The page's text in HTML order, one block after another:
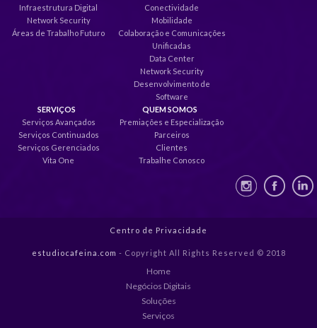
Infraestrutura Digital
Network Security
Áreas de Trabalho Futuro
Conectividade
Mobilidade
Colaboração e Comunicações
Unificadas
Data Center
Network Security
Desenvolvimento de
Software
SERVIÇOS
Serviços Avançados
Serviços Continuados
Serviços Gerenciados
Vita One
QUEM SOMOS
Premiações e Especialização
Parceiros
Clientes
Trabalhe Conosco
Centro de Privacidade
estudiocafeina.com - Copyright All Rights Reserved © 2018
Home
Negócios Digitais
Soluções
Serviços